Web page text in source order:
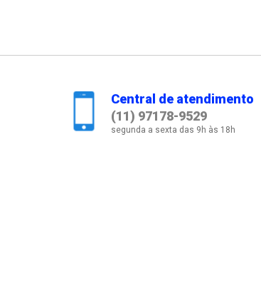
Central de atendimento
(11) 97178-9529
segunda a sexta das 9h às 18h